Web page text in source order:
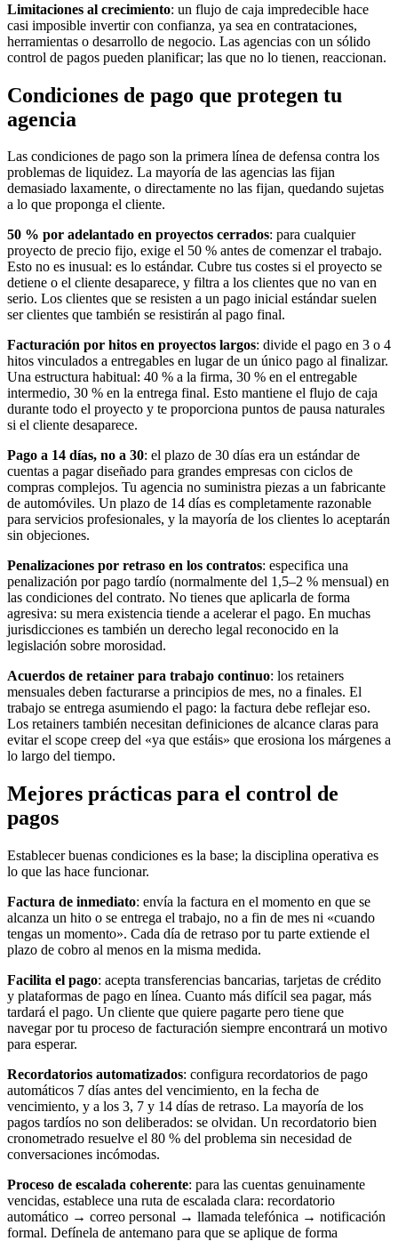
Limitaciones al crecimiento: un flujo de caja impredecible hace
casi imposible invertir con confianza, ya sea en contrataciones,
herramientas o desarrollo de negocio. Las agencias con un sólido
control de pagos pueden planificar; las que no lo tienen, reaccionan.
Condiciones de pago que protegen tu
agencia
Las condiciones de pago son la primera línea de defensa contra los
problemas de liquidez. La mayoría de las agencias las fijan
demasiado laxamente, o directamente no las fijan, quedando sujetas
a lo que proponga el cliente.
50 % por adelantado en proyectos cerrados: para cualquier
proyecto de precio fijo, exige el 50 % antes de comenzar el trabajo.
Esto no es inusual: es lo estándar. Cubre tus costes si el proyecto se
detiene o el cliente desaparece, y filtra a los clientes que no van en
serio. Los clientes que se resisten a un pago inicial estándar suelen
ser clientes que también se resistirán al pago final.
Facturación por hitos en proyectos largos: divide el pago en 3 o 4
hitos vinculados a entregables en lugar de un único pago al finalizar.
Una estructura habitual: 40 % a la firma, 30 % en el entregable
intermedio, 30 % en la entrega final. Esto mantiene el flujo de caja
durante todo el proyecto y te proporciona puntos de pausa naturales
si el cliente desaparece.
Pago a 14 días, no a 30: el plazo de 30 días era un estándar de
cuentas a pagar diseñado para grandes empresas con ciclos de
compras complejos. Tu agencia no suministra piezas a un fabricante
de automóviles. Un plazo de 14 días es completamente razonable
para servicios profesionales, y la mayoría de los clientes lo aceptarán
sin objeciones.
Penalizaciones por retraso en los contratos: especifica una
penalización por pago tardío (normalmente del 1,5–2 % mensual) en
las condiciones del contrato. No tienes que aplicarla de forma
agresiva: su mera existencia tiende a acelerar el pago. En muchas
jurisdicciones es también un derecho legal reconocido en la
legislación sobre morosidad.
Acuerdos de retainer para trabajo continuo: los retainers
mensuales deben facturarse a principios de mes, no a finales. El
trabajo se entrega asumiendo el pago: la factura debe reflejar eso.
Los retainers también necesitan definiciones de alcance claras para
evitar el scope creep del «ya que estáis» que erosiona los márgenes a
lo largo del tiempo.
Mejores prácticas para el control de
pagos
Establecer buenas condiciones es la base; la disciplina operativa es
lo que las hace funcionar.
Factura de inmediato: envía la factura en el momento en que se
alcanza un hito o se entrega el trabajo, no a fin de mes ni «cuando
tengas un momento». Cada día de retraso por tu parte extiende el
plazo de cobro al menos en la misma medida.
Facilita el pago: acepta transferencias bancarias, tarjetas de crédito
y plataformas de pago en línea. Cuanto más difícil sea pagar, más
tardará el pago. Un cliente que quiere pagarte pero tiene que
navegar por tu proceso de facturación siempre encontrará un motivo
para esperar.
Recordatorios automatizados: configura recordatorios de pago
automáticos 7 días antes del vencimiento, en la fecha de
vencimiento, y a los 3, 7 y 14 días de retraso. La mayoría de los
pagos tardíos no son deliberados: se olvidan. Un recordatorio bien
cronometrado resuelve el 80 % del problema sin necesidad de
conversaciones incómodas.
Proceso de escalada coherente: para las cuentas genuinamente
vencidas, establece una ruta de escalada clara: recordatorio
automático → correo personal → llamada telefónica → notificación
formal. Defínela de antemano para que se aplique de forma